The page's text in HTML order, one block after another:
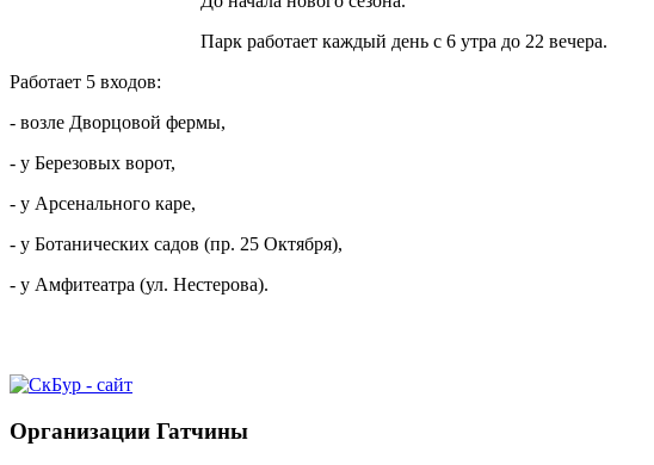
Парк работает каждый день с 6 утра до 22 вечера.
Работает 5 входов:
- возле Дворцовой фермы,
- у Березовых ворот,
- у Арсенального каре,
- у Ботанических садов (пр. 25 Октября),
- у Амфитеатра (ул. Нестерова).
Организации Гатчины